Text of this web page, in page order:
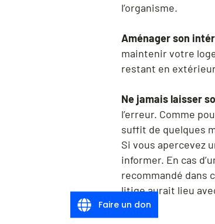
l’organisme.
Aménager son
maintenir votre
restant en
Ne jamais laisser
l’erreur. Comme
suffit de quelques
Si vous apercevez
informer. En cas
recommandé dans
litige aurait lieu
Faire un don